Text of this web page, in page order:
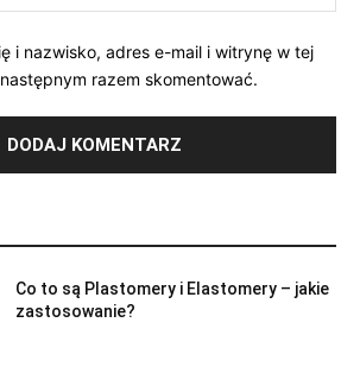
i nazwisko, adres e-mail i witrynę w tej
razem skomentować.
Co to są Plastomery i Elastomery – jakie
zastosowanie?